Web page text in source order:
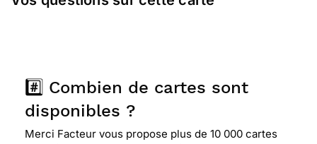
#️⃣ Combien de cartes sont
disponibles ?
Merci Facteur vous propose plus de 10 000 cartes